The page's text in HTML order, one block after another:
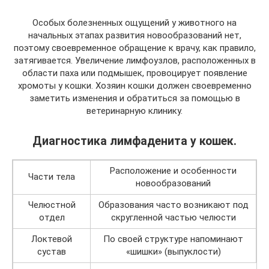
Особых болезненных ощущений у животного на
начальных этапах развития новообразований нет,
поэтому своевременное обращение к врачу, как правило,
затягивается. Увеличение лимфоузлов, расположенных в
области паха или подмышек, провоцирует появление
хромоты у кошки. Хозяин кошки должен своевременно
заметить изменения и обратиться за помощью в
ветеринарную клинику.
Диагностика лимфаденита у кошек.
Части тела
Расположение и особенности
новообразований
Челюстной
отдел
Образования часто возникают под
скругленной частью челюсти
Локтевой
сустав
По своей структуре напоминают
«шишки» (выпуклости)